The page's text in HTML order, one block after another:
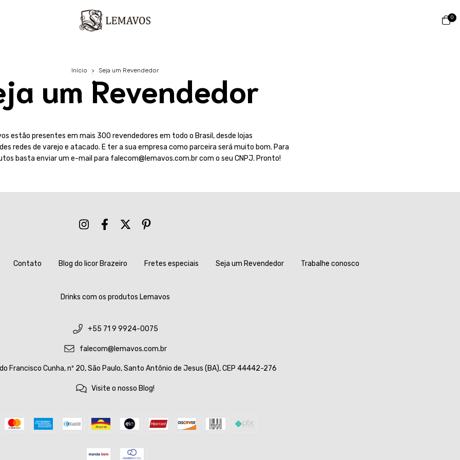
0
Início > Seja um Revendedor
um Revendedor
estão presentes em mais 300 revendedores em todo o Brasil, desde lojas
redes de varejo e atacado. E ter a sua empresa como parceira será muito bom. Para
basta enviar um e-mail para falecom@lemavos.com.brcom o seu CNPJ. Pronto!
Contato Blog do licor Brazeiro Fretes especiais Seja um Revendedor Trabalhe conosco
Drinks com os produtos Lemavos
+55 71 9 9924-0075
falecom@lemavos.com.br
Francisco Cunha, nº 20, São Paulo, Santo Antônio de Jesus (BA), CEP 44442-276
Visite o nosso Blog!